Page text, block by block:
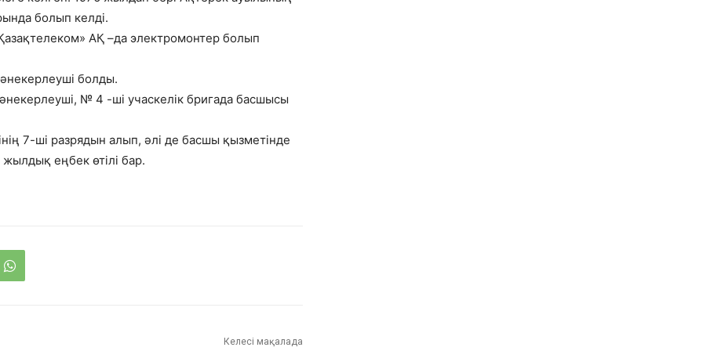
болып келді.
АҚ –да электромонтер болып
болды.
№ 4 -ші учаскелік бригада басшысы
7-ші разрядын алып, әлі де басшы қызметінде
еңбек өтілі бар.
Келесі мақалада